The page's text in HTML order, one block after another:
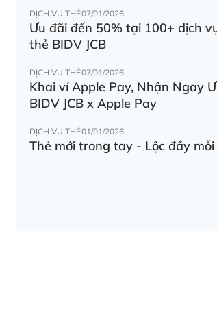
DỊCH VỤ THẺ07/01/2026
Ưu đãi đến 50% tại 100+ dịch
thẻ BIDV JCB
DỊCH VỤ THẺ07/01/2026
Khai ví Apple Pay, Nhận Ngay
BIDV JCB x Apple Pay
DỊCH VỤ THẺ01/01/2026
Thẻ mới trong tay - Lộc đầy